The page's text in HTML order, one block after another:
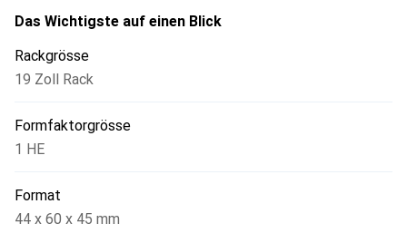
Das Wichtigste auf einen Blick
Rackgrösse
19 Zoll Rack
Formfaktorgrösse
1 HE
Format
44 x 60 x 45 mm